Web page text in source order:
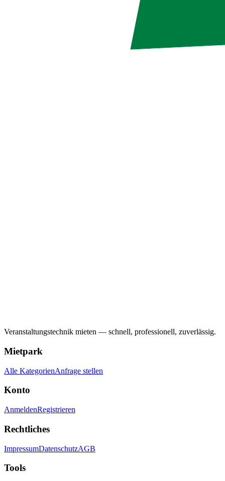
Veranstaltungstechnik mieten — schnell, professionell, zuverlässig.
Mietpark
Alle KategorienAnfrage stellen
Konto
AnmeldenRegistrieren
Rechtliches
ImpressumDatenschutzAGB
Tools